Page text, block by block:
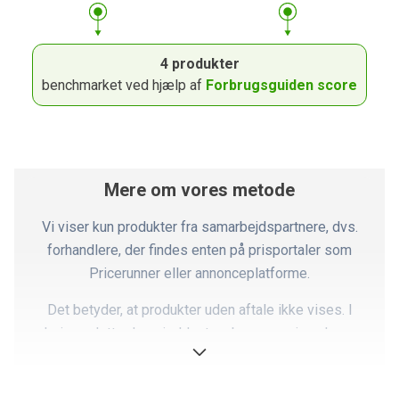
4 produkter
benchmarket ved hjælp af Forbrugsguiden score
Mere om vores metode
Vi viser kun produkter fra samarbejdspartnere, dvs.
forhandlere, der findes enten på prisportaler som
Pricerunner eller annonceplatforme.
Det betyder, at produkter uden aftale ikke vises. I
praksis er dette dog sjældent en begrænsning, da vores
partnere dækker langt størstedelen af markedet.